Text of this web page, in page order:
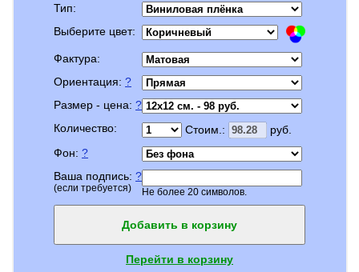
Тип:
Выберите цвет:
Фактура:
Ориентация: ?
Размер - цена: ?
Количество:
Стоим.:
руб.
Фон: ?
Ваша подпись: ?
(если требуется) Не более 20 символов.
Добавить в корзину
Перейти в корзину